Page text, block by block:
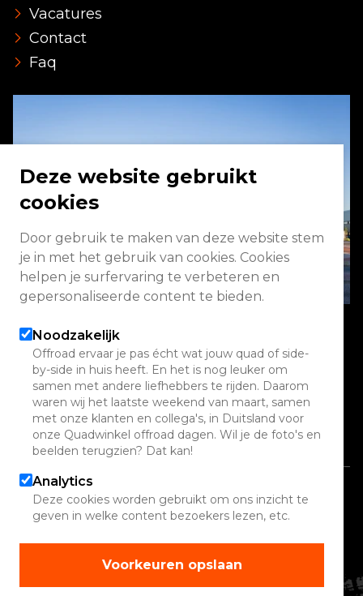
Vacatures
Contact
Faq
Energieweg 2 3771 NA Barneveld
Vandaag geopend van 08:00 - 17:00
Alle openingstijden
Copyright 2026 Quadwinkel
Cookie instellingen
Contact
Deze website gebruikt
cookies
Door gebruik te maken van deze website stem
je in met het gebruik van cookies. Cookies
helpen je surfervaring te verbeteren en
gepersonaliseerde content te bieden.
Noodzakelijk
Offroad ervaar je pas écht wat jouw quad of side-
by-side in huis heeft. En het is nog leuker om
samen met andere liefhebbers te rijden. Daarom
waren wij het laatste weekend van maart, samen
met onze klanten en collega's, in Duitsland voor
onze Quadwinkel offroad dagen. Wil je de foto's en
beelden terugzien? Dat kan!
Analytics
Deze cookies worden gebruikt om ons inzicht te
geven in welke content bezoekers lezen, etc.
Voorkeuren opslaan